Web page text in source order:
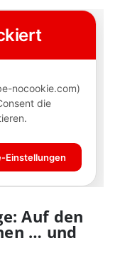
Auf den
… und